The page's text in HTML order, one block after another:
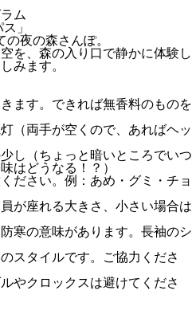
ム
」
夜の森さんぽ。
を、森の入り口で静かに体験し
みます。
ます。できれば無香料のものを
（両手が空くので、あればヘッ
し（ちょっと暗いところでいつ
はどうなる！？）
ださい。例：あめ・グミ・チョ
が座れる大きさ、小さい場合は
寒の意味があります。長袖のシ
スタイルです。ご協力くださ
やクロックスは避けてくださ